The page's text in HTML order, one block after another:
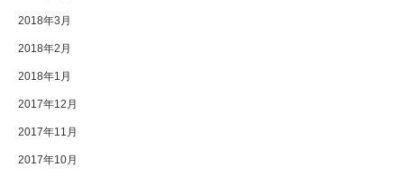
2018年3月
2018年2月
2018年1月
2017年12月
2017年11月
2017年10月